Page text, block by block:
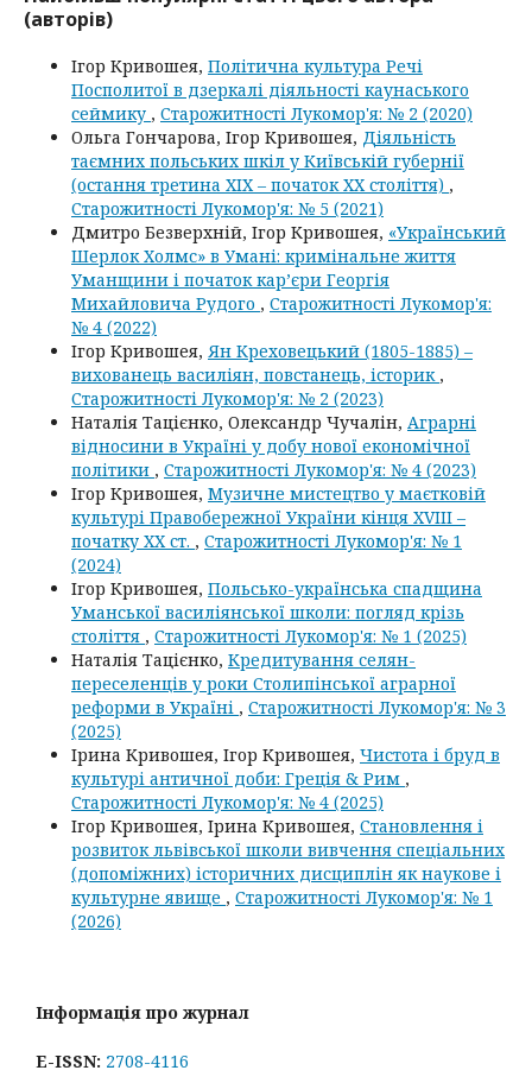
(авторів)
Ігор Кривошея, Політична культура Речі
Посполитої в дзеркалі діяльності каунаського
сеймику , Старожитності Лукомор'я: № 2 (2020)
Ольга Гончарова, Ігор Кривошея, Діяльність
таємних польських шкіл у Київській губернії
(остання третина ХІХ – початок ХХ століття) ,
Старожитності Лукомор'я: № 5 (2021)
Дмитро Безверхній, Ігор Кривошея, «Український
Шерлок Холмс» в Умані: кримінальне життя
Уманщини і початок кар’єри Георгія
Михайловича Рудого , Старожитності Лукомор'я:
№ 4 (2022)
Ігор Кривошея, Ян Креховецький (1805-1885) –
вихованець василіян, повстанець, історик ,
Старожитності Лукомор'я: № 2 (2023)
Наталія Тацієнко, Олександр Чучалін, Аграрні
відносини в Україні у добу нової економічної
політики , Старожитності Лукомор'я: № 4 (2023)
Ігор Кривошея, Музичне мистецтво у маєтковій
культурі Правобережної України кінця XVIII –
початку ХХ ст. , Старожитності Лукомор'я: № 1
(2024)
Ігор Кривошея, Польсько-українська спадщина
Уманської василіянської школи: погляд крізь
століття , Старожитності Лукомор'я: № 1 (2025)
Наталія Тацієнко, Кредитування селян-
переселенців у роки Столипінської аграрної
реформи в Україні , Старожитності Лукомор'я: № 3
(2025)
Ірина Кривошея, Ігор Кривошея, Чистота і бруд в
культурі античної доби: Греція & Рим ,
Старожитності Лукомор'я: № 4 (2025)
Ігор Кривошея, Ірина Кривошея, Становлення і
розвиток львівської школи вивчення спеціальних
(допоміжних) історичних дисциплін як наукове і
культурне явище , Старожитності Лукомор'я: № 1
(2026)
Інформація про журнал
E-ISSN: 2708-4116